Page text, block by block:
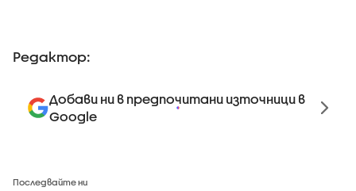
Редактор:
Добави ни в предпочитани източници в
Google
Последвайте ни